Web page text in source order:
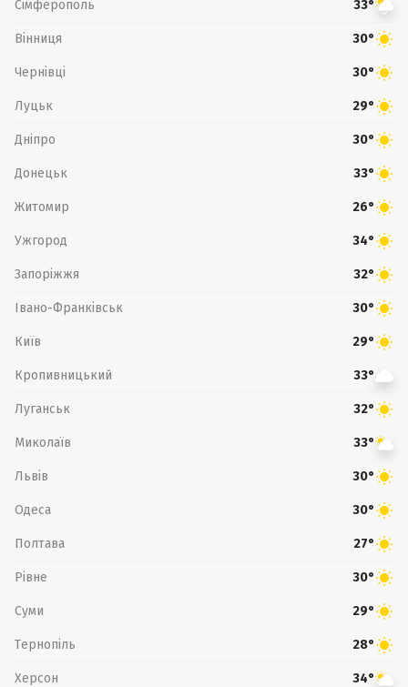
Сімферополь 33°
Вінниця 30°
Чернівці 30°
Луцьк 29°
Дніпро 30°
Донецьк 33°
Житомир 26°
Ужгород 34°
Запоріжжя 32°
Івано-Франківськ 30°
Київ 29°
Кропивницький 33°
Луганськ 32°
Миколаїв 33°
Львів 30°
Одеса 30°
Полтава 27°
Рівне 30°
Суми 29°
Тернопіль 28°
Херсон 34°